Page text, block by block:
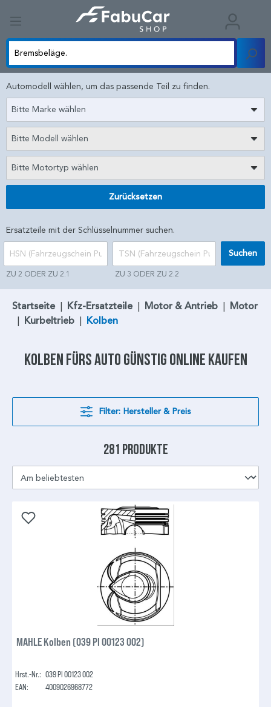
Automodell wählen, um das passende Teil zu finden.
Bitte Marke wählen
Bitte Modell wählen
Bitte Motortyp wählen
Zurücksetzen
Ersatzteile mit der Schlüsselnummer suchen.
ZU 2 ODER ZU 2.1 ZU 3 ODER ZU 2.2
Suchen
Startseite | Kfz-Ersatzteile | Motor & Antrieb | Motor
| Kurbeltrieb | Kolben
Kolben fürs Auto günstig online kaufen
Filter: Hersteller & Preis
281 Produkte
MAHLE Kolben (039 PI 00123 002)
Hrst.-Nr.: 039 PI 00123 002
EAN:
4009026968772